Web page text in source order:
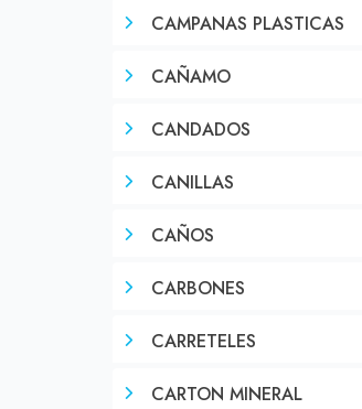
CAMPANAS PLASTICAS
CAÑAMO
CANDADOS
CANILLAS
CAÑOS
CARBONES
CARRETELES
CARTON MINERAL